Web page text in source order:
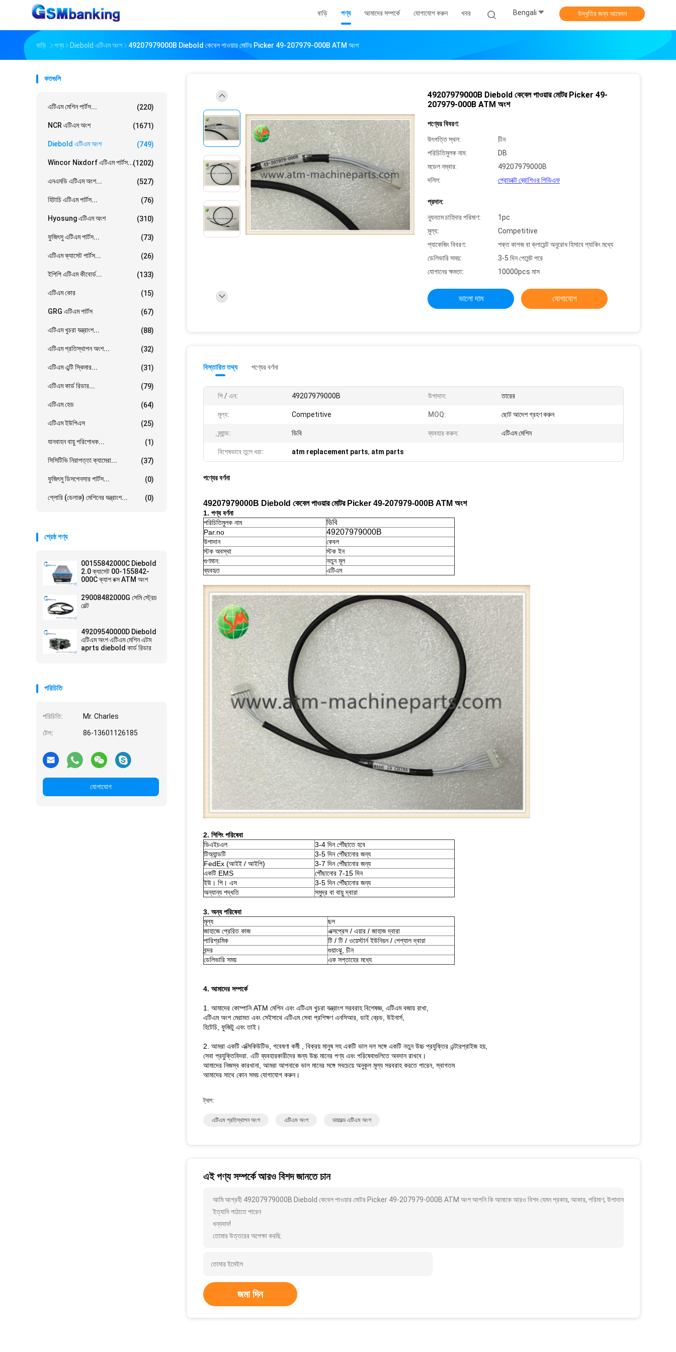
বাড়ি পণ্য আমাদের সম্পর্কে যোগাযোগ করুন খবর Bengali উদ্ধৃতির জন্য আবেদন
বাড়ি পণ্য Diebold এটিএম অংশ 49207979000B Diebold কেবেল পাওয়ার মোটর Picker 49-207979-000B ATM অংশ
কতগুলি
এটিএম মেশিন পার্টস... (220)
NCR এটিএম অংশ (1671)
Diebold এটিএম অংশ (749)
Wincor Nixdorf এটিএম পার্টস...(1202)
এনএমডি এটিএম অংশ... (527)
হিটাচি এটিএম পার্টস... (76)
Hyosung এটিএম অংশ (310)
ফুজিৎসু এটিএম পার্টস... (73)
এটিএম ক্যাসেট পার্টস... (26)
ইপিপি এটিএম কীবোর্ড... (133)
এটিএম কোর (15)
GRG এটিএম পার্টস (67)
এটিএম খুচরা যন্ত্রাংশ... (88)
এটিএম প্রতিস্থাপন অংশ... (32)
এটিএম এন্টি স্কিমার... (31)
এটিএম কার্ড রিডার... (79)
এটিএম হেড (64)
এটিএম ইউপিএস (25)
যানবাহন বায়ু পরিশোধক... (1)
সিসিটিভি নিরাপত্তা ক্যামেরা... (37)
ফুজিৎসু ডিসপেনসার পার্টস... (0)
গ্লোরি (ডেলারু) মেশিনের যন্ত্রাংশ... (0)
শ্রেষ্ঠ পণ্য
00155842000C Diebold
2.0 ক্যাসেট 00-155842-
000C ক্যাশ বক্স ATM অংশ
29008482000G সেমি স্ট্রেচ
বেল্ট
49209540000D Diebold
এটিএম অংশ এটিএম মেশিন এটম
aprts diebold কার্ড রিডার
পরিচিতি
পরিচিতি: Mr. Charles
টেল: 86-13601126185
যোগাযোগ
49207979000B Diebold কেবেল পাওয়ার মোটর Picker 49-
207979-000B ATM অংশ
পণ্যের বিবরণ:
উৎপত্তি স্থল:
চীন
পরিচিতিমুলক নাম:
DB
মডেল নম্বার:
49207979000B
দলিল:
প্রোডাক্ট ব্রোশিওর পিডিএফ
প্রদান:
ন্যূনতম চাহিদার পরিমাণ:
1pc
মূল্য:
Competitive
প্যাকেজিং বিবরণ:
শক্ত কাগজ বা ক্লায়েন্ট অনুরোধ হিসাবে প্যাকিং মধ্যে
ডেলিভারি সময়:
3-5 দিন পেমেন্ট পরে
যোগানের ক্ষমতা:
10000pcs মাস
ভালো দাম যোগাযোগ
বিস্তারিত তথ্য পণ্যের বর্ণনা
পি / এন: 49207979000B উপাদান: তারের
মূল্য: Competitive MOQ: ছোট আদেশ গ্রহণ করুন
ব্র্যান্ড: ডিবি ব্যবহার করুন: এটিএম মেশিন
বিশেষভাবে তুলে ধরা: atm replacement parts, atm parts
পণ্যের বর্ণনা
49207979000B Diebold কেবেল পাওয়ার মোটর Picker 49-207979-000B ATM অংশ
1. পণ্য বর্ণনা
পরিচিতিমুলক নাম
ডিবি
Par.no 49207979000B
উপাদান
কেবল
স্টক অবস্থা
স্টক ইন
গুণমান:
নতুন মূল
ব্যবহৃত
এটিএম
2. শিপিং পরিষেবা
ডিএইচএল
3-4 দিন পৌঁছাতে হবে
টিঅ্যান্ডটি
3-5 দিন পৌঁছানোর জন্য
FedEx (আইই / আইপি)
3-7 দিন পৌঁছানোর জন্য
একটি EMS
পৌঁছানোর 7-15 দিন
ইউ। পি। এস
3-5 দিন পৌঁছানোর জন্য
অন্যান্য পদ্ধতি
সমুদ্র বা বায়ু দ্বারা
3. অন্য পরিষেবা
মূল্য
ছল
জাহাজে প্রেরিত কাজ
এক্সপ্রেস / এয়ার / জাহাজ দ্বারা
পারিশ্রমিক
টি / টি / ওয়েস্টার্ন ইউনিয়ন / পেপ্যাল ​​দ্বারা
বন্দর
গুয়াংঝু, চীন
ডেলিভারি সময়
এক সপ্তাহের মধ্যে
4. আমাদের সম্পর্কে
1. আমাদের কোম্পানি ATM মেশিন এবং এটিএম খুচরা যন্ত্রাংশ সরবরাহ বিশেষজ্ঞ, এটিএম বজায় রাখা,
এটিএম অংশ মেরামত এবং সেইসাথে এটিএম সেবা প্রশিক্ষণ এনসিআর, ডাই ব্রেড, উইনার্স,
হিটেচি, ফুজিটু এবং তাই।
2. আমরা একটি এক্সিকিউটিভ, গবেষণা কর্মী , বিক্রয় মানুষ সহ একটি ভাল দল সঙ্গে একটি নতুন উচ্চ প্রযুক্তির এন্টারপ্রাইজহয়,
সেবা প্রযুক্তিবিদরা. এটি ব্যবহারকারীদের জন্য উচ্চ মানের পণ্য এবং পরিষেবাগুলিতে অবদান রাখবে।
আমাদের নিজস্ব কারখানা, আমরা আপনাকে ভাল মানের সঙ্গে সবচেয়ে অনুকূল মূল্য সরবরাহ করতে পারেন, স্বাগতম
আমাদের সাথে কোন সময় যোগাযোগ করুন।
ট্যাগ:
এটিএম প্রতিস্থাপন অংশ এটিএম অংশ ডায়াবল্ড এটিএম অংশ
এই পণ্য সম্পর্কে আরও বিশদ জানতে চান
আমি আগ্রহী 49207979000B Diebold কেবেল পাওয়ার মোটর Picker 49-207979-000B ATM অংশ আপনি কি আমাকে আরও বিশদ যেমন প্রকার, আকার, পরিমাণ, উপাদান
ইত্যাদি পাঠাতে পারেন
ধন্যবাদ!
তোমার উত্তরের অপেক্ষা করছি.
জমা দিন